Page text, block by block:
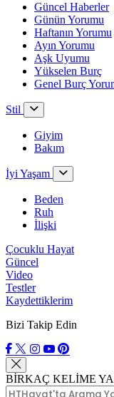
Güncel Haberler
Günün Yorumu
Haftanın Yorumu
Ayın Yorumu
Aşk Uyumu
Yükselen Burç
Genel Burç
Stil
Giyim
Bakım
İyi Yaşam
Beden
Ruh
İlişki
Çocuklu Hayat
Güncel
Video
Testler
Kaydettiklerim
Bizi Takip Edin
BİRKAÇ KELİME